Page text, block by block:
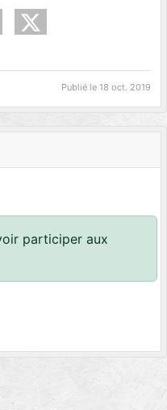
Publié le 18 oct. 2019
participer aux